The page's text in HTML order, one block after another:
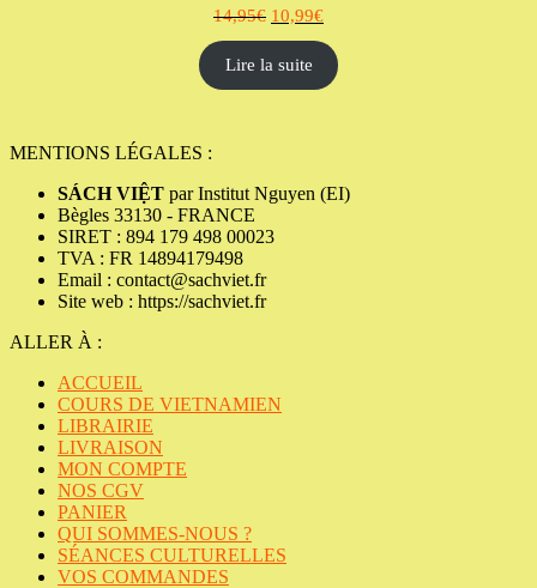
14,95€ Le
initial
était :
14,95€.
10,99€Le
actuel
est :
Lire la suite
MENTIONS LÉGALES :
SÁCH VIỆT par Institut Nguyen (EI)
Bègles 33130 - FRANCE
SIRET : 894 179 498 00023
TVA : FR 14894179498
Email : contact@sachviet.fr
Site web : https://sachviet.fr
ALLER À :
ACCUEIL
COURS DE VIETNAMIEN
LIBRAIRIE
LIVRAISON
MON COMPTE
NOS CGV
PANIER
QUI SOMMES-NOUS ?
SÉANCES CULTURELLES
VOS COMMANDES